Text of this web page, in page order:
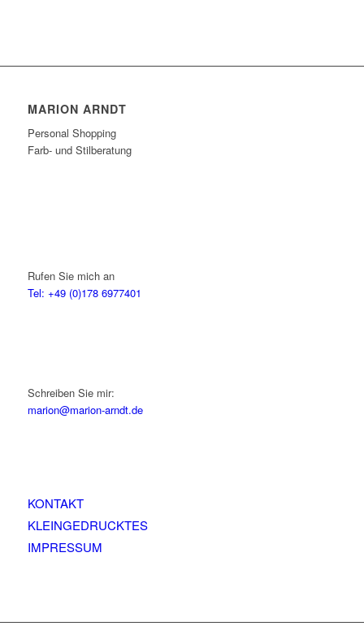
MARION ARNDT
Personal Shopping
Farb- und Stilberatung
Rufen Sie mich an
Tel: +49 (0)178 6977401
Schreiben Sie mir:
marion@marion-arndt.de
KONTAKT
KLEINGEDRUCKTES
IMPRESSUM